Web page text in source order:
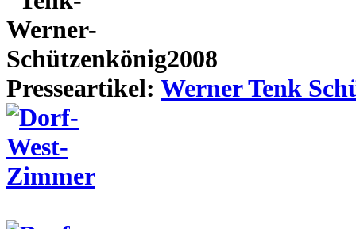
Presseartikel: Werner Tenk